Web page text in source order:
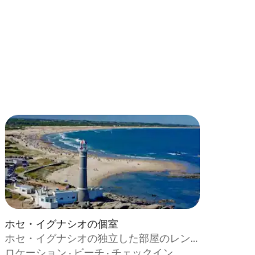
ホセ・イグナシオの個室
ホセ・イグナシオの独立した部屋のレン
タル
ロケーション · ビーチ · チェックイン